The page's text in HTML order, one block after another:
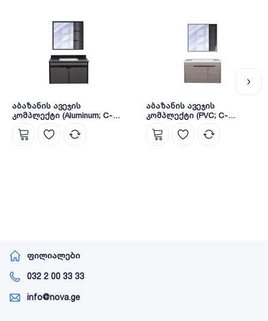
აბაზანის ავეჯის
კომპლექტი (Aluminum; C-
800x470x520mm); (M-
750X125X700mm) (S181-80C)
აბაზანის ავეჯის
კომპლექტი (PVC; C-
800X475X480mm; M-
750X140X700mm) (600-80)
ფილიალები
032 2 00 33 33
info@nova.ge